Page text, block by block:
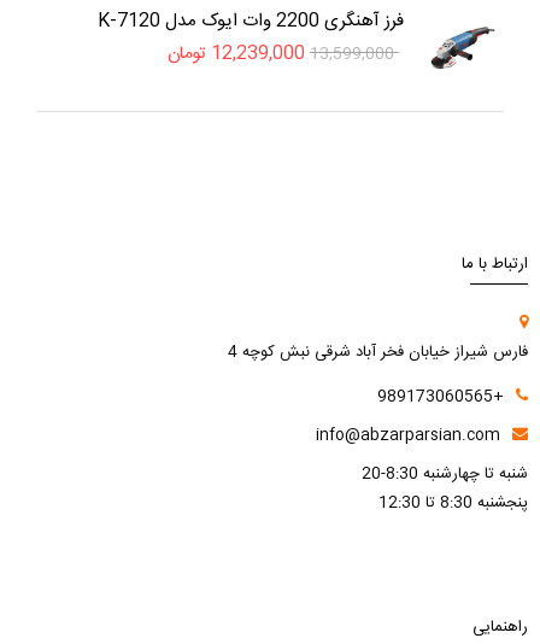
فرز آهنگری 2200 وات ایوک مدل K-7120
13,599,000
12,239,000 تومان
ارتباط با ما
فارس شیراز خیابان فخر آباد شرقی نبش کوچه 4
+989173060565
info@abzarparsian.com
شنبه تا چهارشنبه 8:30-20
پنجشنبه 8:30 تا 12:30
راهنمایی